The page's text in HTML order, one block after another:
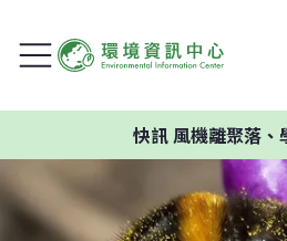
快訊風機離聚落、學